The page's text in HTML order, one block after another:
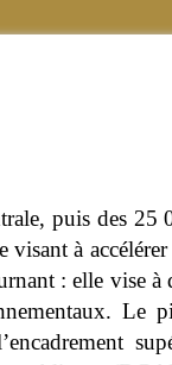
puis des 25
visant à
: elle vise
Le